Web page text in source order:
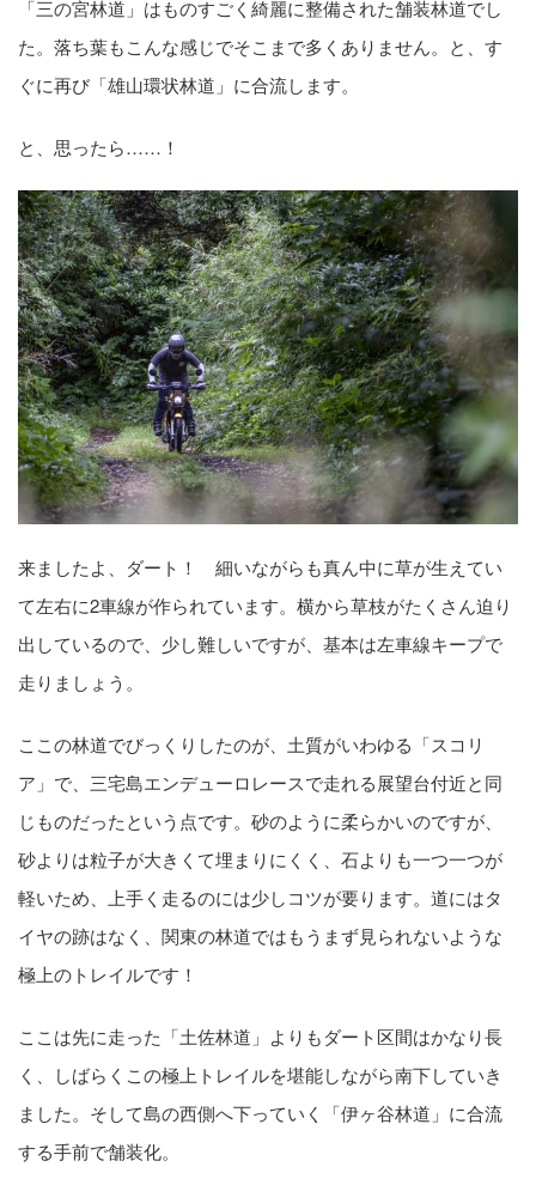
「三の宮林道」はものすごく綺麗に整備された舗装林道でし
た。落ち葉もこんな感じでそこまで多くありません。と、す
ぐに再び「雄山環状林道」に合流します。
と、思ったら……！
来ましたよ、ダート！ 細いながらも真ん中に草が生えてい
て左右に2車線が作られています。横から草枝がたくさん迫り
出しているので、少し難しいですが、基本は左車線キープで
走りましょう。
ここの林道でびっくりしたのが、土質がいわゆる「スコリ
ア」で、三宅島エンデューロレースで走れる展望台付近と同
じものだったという点です。砂のように柔らかいのですが、
砂よりは粒子が大きくて埋まりにくく、石よりも一つ一つが
軽いため、上手く走るのには少しコツが要ります。道にはタ
イヤの跡はなく、関東の林道ではもうまず見られないような
極上のトレイルです！
ここは先に走った「土佐林道」よりもダート区間はかなり長
く、しばらくこの極上トレイルを堪能しながら南下していき
ました。そして島の西側へ下っていく「伊ヶ谷林道」に合流
する手前で舗装化。